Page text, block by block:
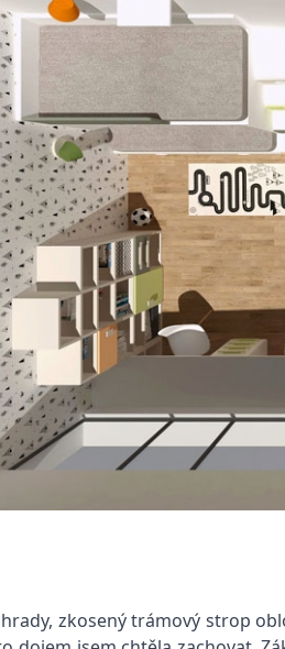
zkosený trámový strop